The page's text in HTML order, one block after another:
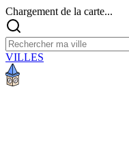
Chargement de la carte...
VILLES